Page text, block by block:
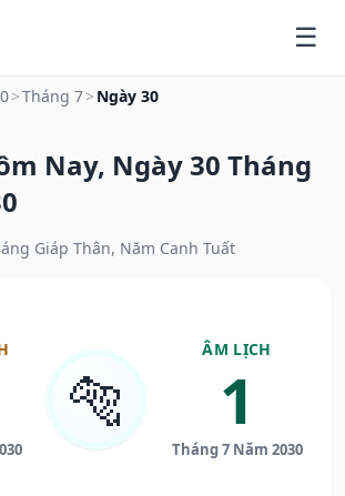
>Tháng 7> Ngày 30
Nay, Ngày 30 Tháng
Giáp Thân, Năm Canh Tuất
🐅
ÂM LỊCH
1
Tháng 7 Năm 2030